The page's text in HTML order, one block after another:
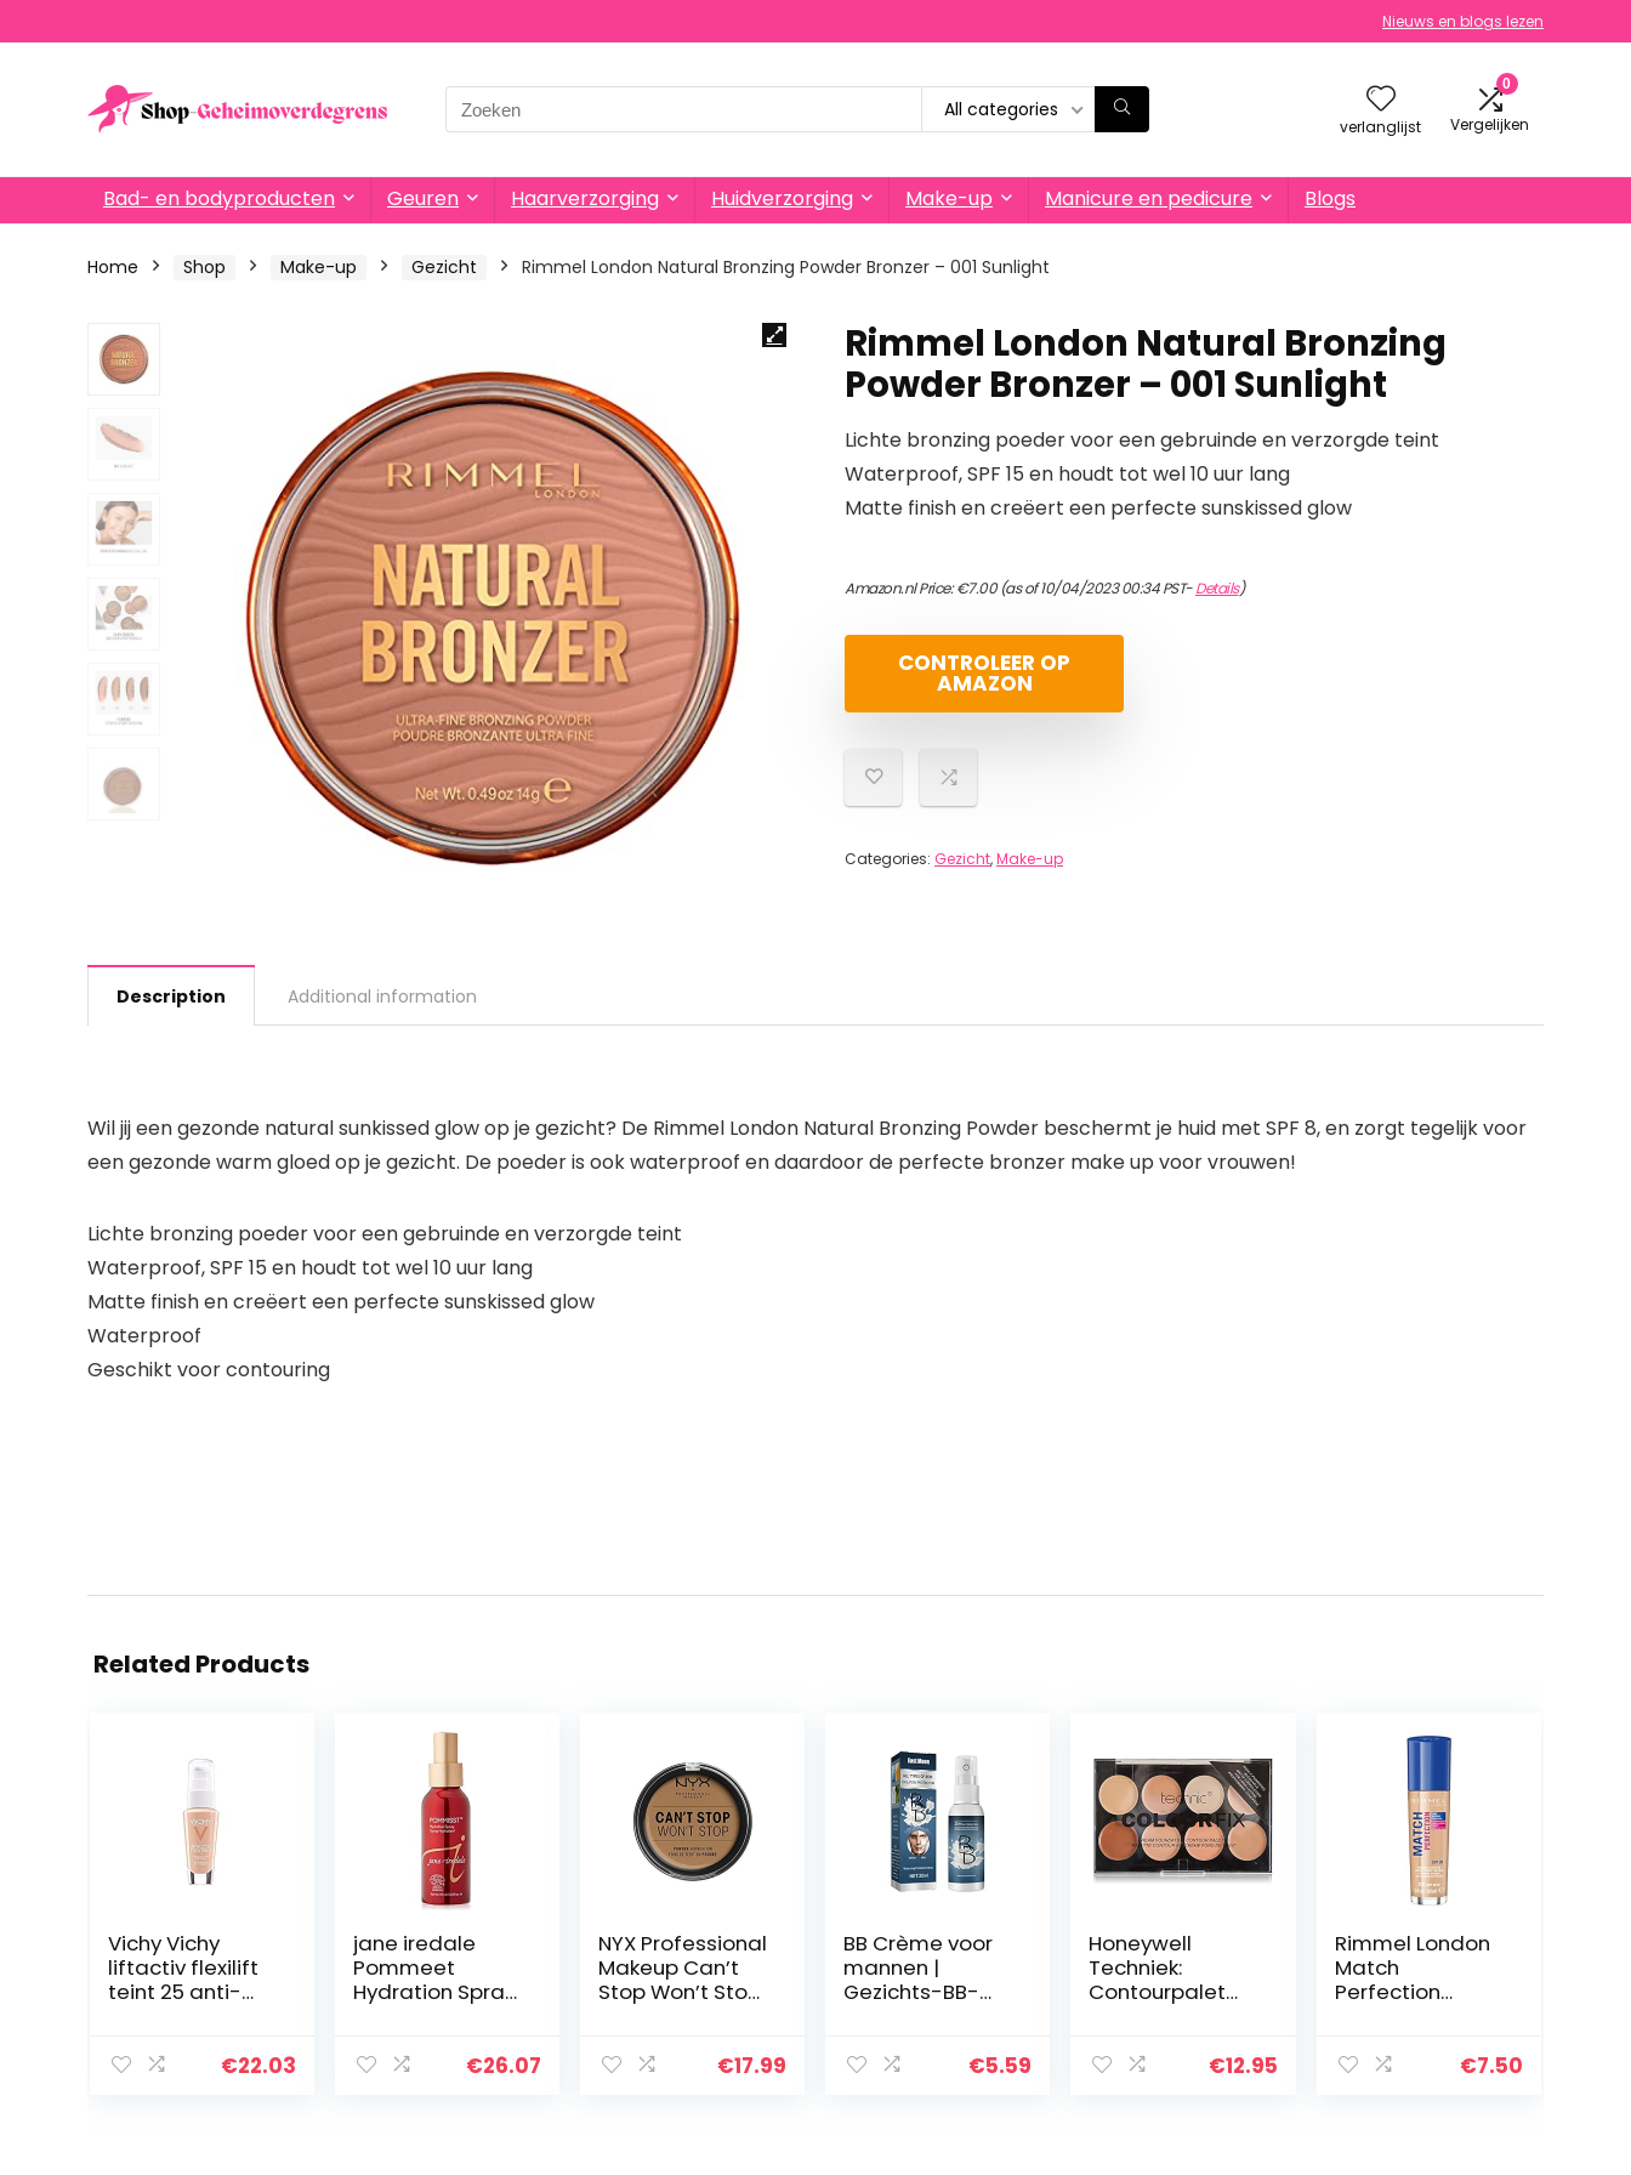
Nieuws en blogs lezen
Search
for:
All categories
verlanglijst
0
Vergelijken
Bad- en bodyproducten Geuren Haarverzorging Huidverzorging Make-up Manicure en pedicure Blogs
Home Shop Make-up Gezicht Rimmel London Natural Bronzing Powder Bronzer – 001 Sunlight
Rimmel London Natural Bronzing
Powder Bronzer – 001 Sunlight
Lichte bronzing poeder voor een gebruinde en verzorgde teint
Waterproof, SPF 15 en houdt tot wel 10 uur lang
Matte finish en creëert een perfecte sunskissed glow
Amazon.nl Price:€7.00(as of 10/04/2023 00:34 PST-Details)
CONTROLEER OP
AMAZON
Categories: Gezicht,Make-up
Description Additional information
Wil jij een gezonde natural sunkissed glow op je gezicht? De Rimmel London Natural Bronzing Powder beschermt je huid met SPF 8, en zorgt tegelijk voor
een gezonde warm gloed op je gezicht. De poeder is ook waterproof en daardoor de perfecte bronzer make up voor vrouwen!
Lichte bronzing poeder voor een gebruinde en verzorgde teint
Waterproof, SPF 15 en houdt tot wel 10 uur lang
Matte finish en creëert een perfecte sunskissed glow
Waterproof
Geschikt voor contouring
Related Products
Vichy Vichy
liftactiv flexilift
teint 25 anti-
ml
€22.03
jane iredale
Pommeet
Hydration Spray,
€26.07
NYX Professional
Makeup Can’t
Stop Won’t Stop
Foundation, €17.99
BB Crème voor
mannen |
Gezichts-BB-
Mannen
€5.59
Honeywell
Techniek:
Contourpalet
Foundation (28
€12.95
Rimmel London
Match
Perfection
Beige
€7.50